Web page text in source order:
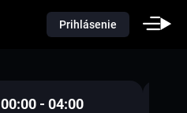
Prihlásenie
00:00 - 04:00